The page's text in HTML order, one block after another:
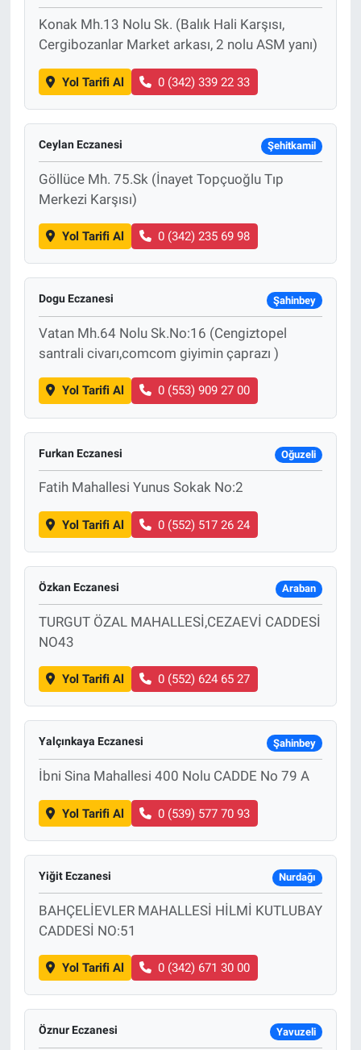
Konak Mh.13 Nolu Sk. (Balık Hali Karşısı,
Cergibozanlar Market arkası, 2 nolu ASM yanı)
Yol Tarifi Al 0 (342) 339 22 33
Ceylan Eczanesi Şehitkamil
Göllüce Mh. 75.Sk (İnayet Topçuoğlu Tıp
Merkezi Karşısı)
Yol Tarifi Al 0 (342) 235 69 98
Dogu Eczanesi Şahinbey
Vatan Mh.64 Nolu Sk.No:16 (Cengiztopel
santrali civarı,comcom giyimin çaprazı )
Yol Tarifi Al 0 (553) 909 27 00
Furkan Eczanesi Oğuzeli
Fatih Mahallesi Yunus Sokak No:2
Yol Tarifi Al 0 (552) 517 26 24
Özkan Eczanesi Araban
TURGUT ÖZAL MAHALLESİ,CEZAEVİ CADDESİ
NO43
Yol Tarifi Al 0 (552) 624 65 27
Yalçınkaya Eczanesi Şahinbey
İbni Sina Mahallesi 400 Nolu CADDE No 79 A
Yol Tarifi Al 0 (539) 577 70 93
Yiğit Eczanesi Nurdağı
BAHÇELİEVLER MAHALLESİ HİLMİ KUTLUBAY
CADDESİ NO:51
Yol Tarifi Al 0 (342) 671 30 00
Öznur Eczanesi Yavuzeli